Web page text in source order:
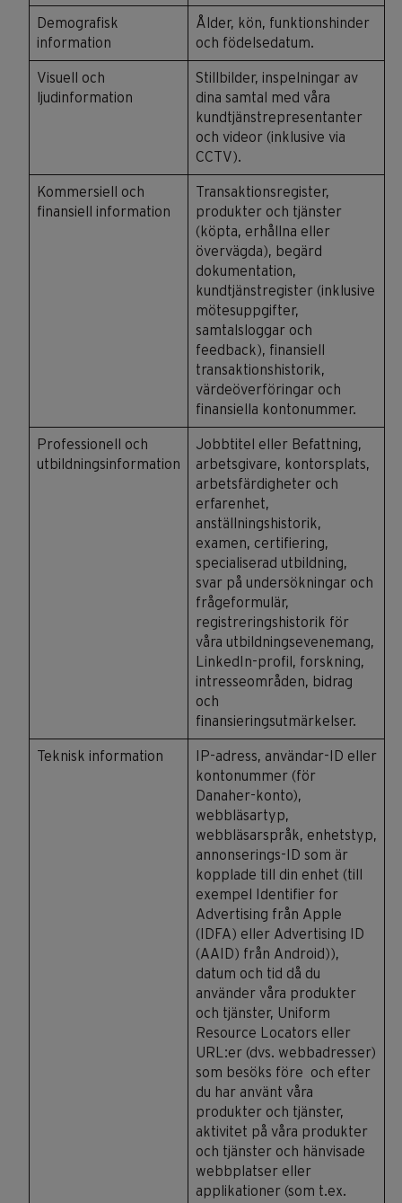
Demografisk
information
Ålder, kön, funktionshinder
och födelsedatum.
Visuell och
ljudinformation
Stillbilder, inspelningar av
dina samtal med våra
kundtjänstrepresentanter
och videor (inklusive via
CCTV).
Kommersiell och
finansiell information
Transaktionsregister,
produkter och tjänster
(köpta, erhållna eller
övervägda), begärd
dokumentation,
kundtjänstregister (inklusive
mötesuppgifter,
samtalsloggar och
feedback), finansiell
transaktionshistorik,
värdeöverföringar och
finansiella kontonummer.
Professionell och
utbildningsinformation
Jobbtitel eller Befattning,
arbetsgivare, kontorsplats,
arbetsfärdigheter och
erfarenhet,
anställningshistorik,
examen, certifiering,
specialiserad utbildning,
svar på undersökningar och
frågeformulär,
registreringshistorik för
våra utbildningsevenemang,
LinkedIn-profil, forskning,
intresseområden, bidrag
och
finansieringsutmärkelser.
Teknisk information
IP-adress, användar-ID eller
kontonummer (för
Danaher-konto),
webbläsartyp,
webbläsarspråk, enhetstyp,
annonserings-ID som är
kopplade till din enhet (till
exempel Identifier for
Advertising från Apple
(IDFA) eller Advertising ID
(AAID) från Android)),
datum och tid då du
använder våra produkter
och tjänster, Uniform
Resource Locators eller
URL:er (dvs. webbadresser)
som besöks före och efter
du har använt våra
produkter och tjänster,
aktivitet på våra produkter
och tjänster och hänvisade
webbplatser eller
applikationer (som t.ex.